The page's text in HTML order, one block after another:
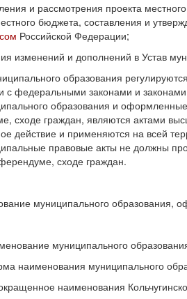
и рассмотрения проекта
бюджета, составления и
Российской Федерации;
изменений и дополнений в Устав
образования
с федеральными законами и
образования и
сходе граждан, являются актами
действие и применяются на всей
правовые акты не должны
сходе граждан.
муниципального образования,
муниципального
наименования муниципального
наименования